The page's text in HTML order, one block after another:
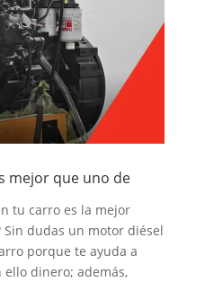
mejor que uno de
tu carro es la mejor
Sin dudas un motor diésel
porque te ayuda a
dinero; además,